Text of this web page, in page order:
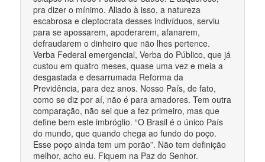
pra dizer o mínimo. Aliado à isso, a natureza
escabrosa e cleptocrata desses indivíduos, serviu
para se apossarem, apoderarem, afanarem,
defraudarem o dinheiro que não lhes pertence.
Verba Federal emergencial, Verba do Público, que já
custou em quatro meses, quase uma vez e meia a
desgastada e desarrumada Reforma da
Previdência, para dez anos. Nosso País, de fato,
como se diz por aí, não é para amadores. Tem outra
comparação, não sei que a fez primeiro, mas que
define bem este imbróglio. “O Brasil é o único País
do mundo, que quando chega ao fundo do poço.
Esse poço ainda tem um porão”. Não tem definição
melhor, acho eu. Fiquem na Paz do Senhor.